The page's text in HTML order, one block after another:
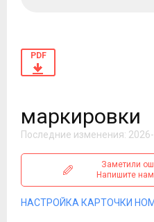
PDF
маркировки
Последние изменения:
Заметили
Напишите
НАСТРОЙКА КАРТОЧКИ